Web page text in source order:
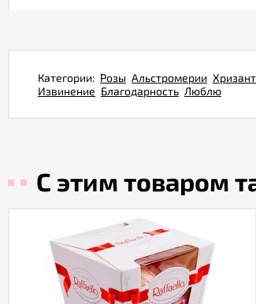
Категории: Розы Альстромерии
Извинение Благодарность Люблю
С этим товаром